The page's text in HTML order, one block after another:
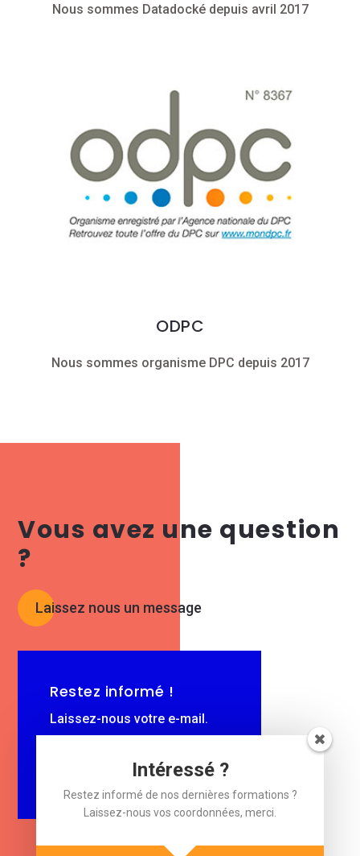
Nous sommes Datadocké depuis avril 2017
ODPC
Nous sommes organisme DPC depuis 2017
Vous avez une question
?
Laissez nous un message
Restez informé !
Laissez-nous votre e-mail.
Intéressé ?
Restez informé de nos dernières formations ?
Laissez-nous vos coordonnées, merci.